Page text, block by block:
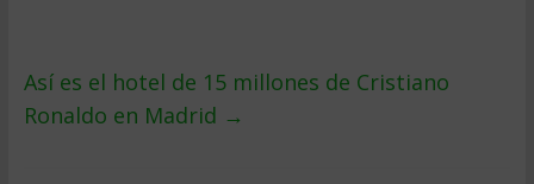
Así es el hotel de 15 millones de Cristiano
Ronaldo en Madrid →